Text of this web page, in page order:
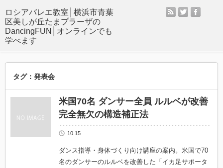
rss twitter
タグ：発表会
米国70名 ダンサー全員 ルルベが改善
完全無欠の構造補正法
10.15
ダンス指導・身体づくり向け講座の案内。米国で70
名のダンサーのルルベを改善した「イカ足サポータ